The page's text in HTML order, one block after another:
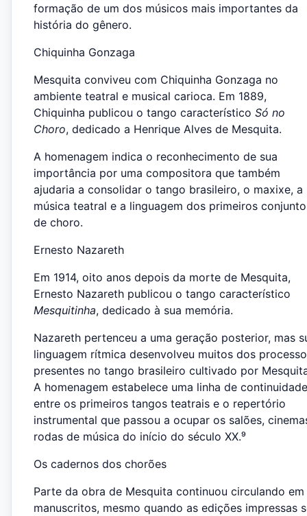
formação de um dos músicos mais importantes da
história do gênero.
Chiquinha Gonzaga
Mesquita conviveu com Chiquinha Gonzaga no
ambiente teatral e musical carioca. Em 1889,
Chiquinha publicou o tango característico Só no
Choro, dedicado a Henrique Alves de Mesquita.
A homenagem indica o reconhecimento de sua
importância por uma compositora que também
ajudaria a consolidar o tango brasileiro, o maxixe, a
música teatral e a linguagem dos primeiros
de choro.
Ernesto Nazareth
Em 1914, oito anos depois da morte de Mesquita,
Ernesto Nazareth publicou o tango característico
Mesquitinha, dedicado à sua memória.
Nazareth pertenceu a uma geração posterior, mas
linguagem rítmica desenvolveu muitos dos
presentes no tango brasileiro cultivado por
A homenagem estabelece uma linha de continuidade
entre os primeiros tangos teatrais e o repertório
instrumental que passou a ocupar os salões,
rodas de música do início do século XX.⁹
Os cadernos dos chorões
Parte da obra de Mesquita continuou circulando em
manuscritos, mesmo quando as edições impressas